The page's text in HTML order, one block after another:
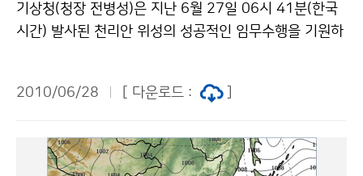
기상청(청장 전병성)은 지난 6월 27일 06시 41분(한국
시간) 발사된 천리안 위성의 성공적인 임무수행을 기원하
야 활용 확대를 위한 포럼』을 6월 30일 부산에서 개최한
요성”에 대한 기조연설과 위성자료의 기후, 해양, 수문, 에
너지 분야 활용에 대한 관련 전문가들의 주제발표가 있을
2010/06/28 [ 다운로드 :